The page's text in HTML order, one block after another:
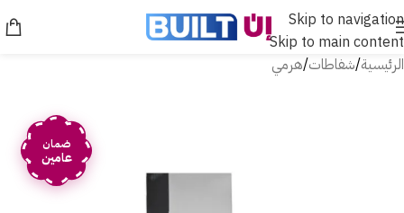
Skip to navigation
Skip to main content
الرئيسية/شفاطات/هرمي
ضمان
عامين